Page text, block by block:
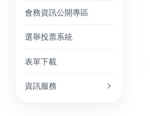
會務資訊公開專區
選舉投票系統
表單下載
資訊服務